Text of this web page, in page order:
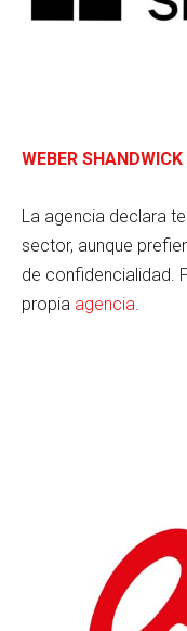
WEBER SHANDWICK
La agencia declara
sector, aunque
de confidencialidad.
propia agencia